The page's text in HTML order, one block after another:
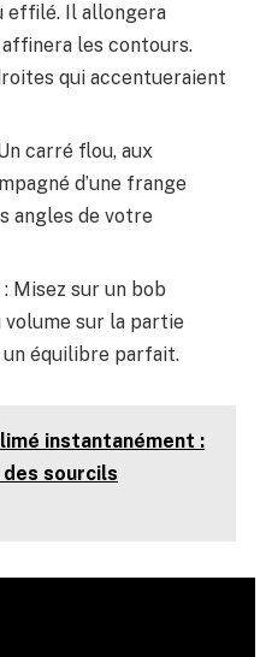
effilé. Il allongera
les contours.
qui accentueraient
carré flou, aux
d’une frange
angles de votre
Misez sur un bob
sur la partie
équilibre parfait.
instantanément :
sourcils